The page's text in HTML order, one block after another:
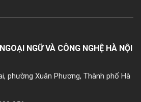
NGỮ VÀ CÔNG NGHỆ HÀ NỘI
phường Xuân Phương, Thành phố Hà